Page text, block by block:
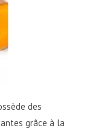
des
grâce à la